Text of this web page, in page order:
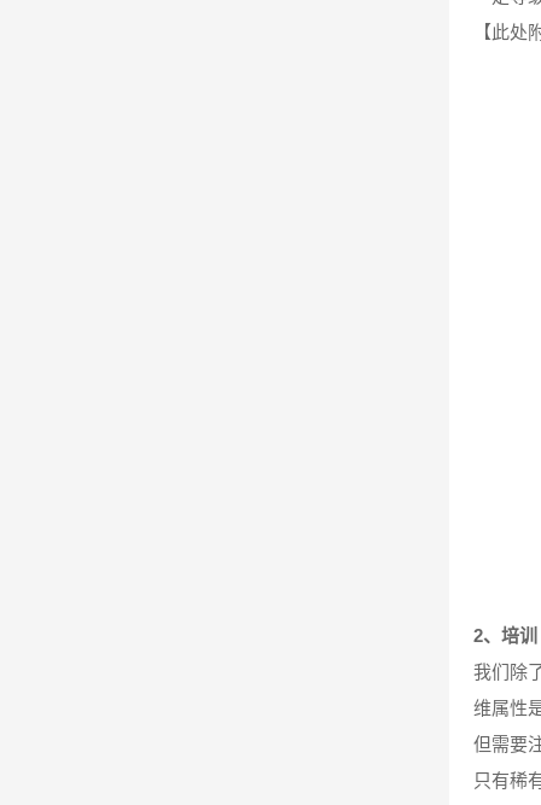
【此处
2、培训
我们除
维属性
但需要
只有稀